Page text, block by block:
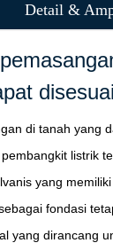
Detail &
di tanah yang
listrik
yang
fondasi
yang dirancang